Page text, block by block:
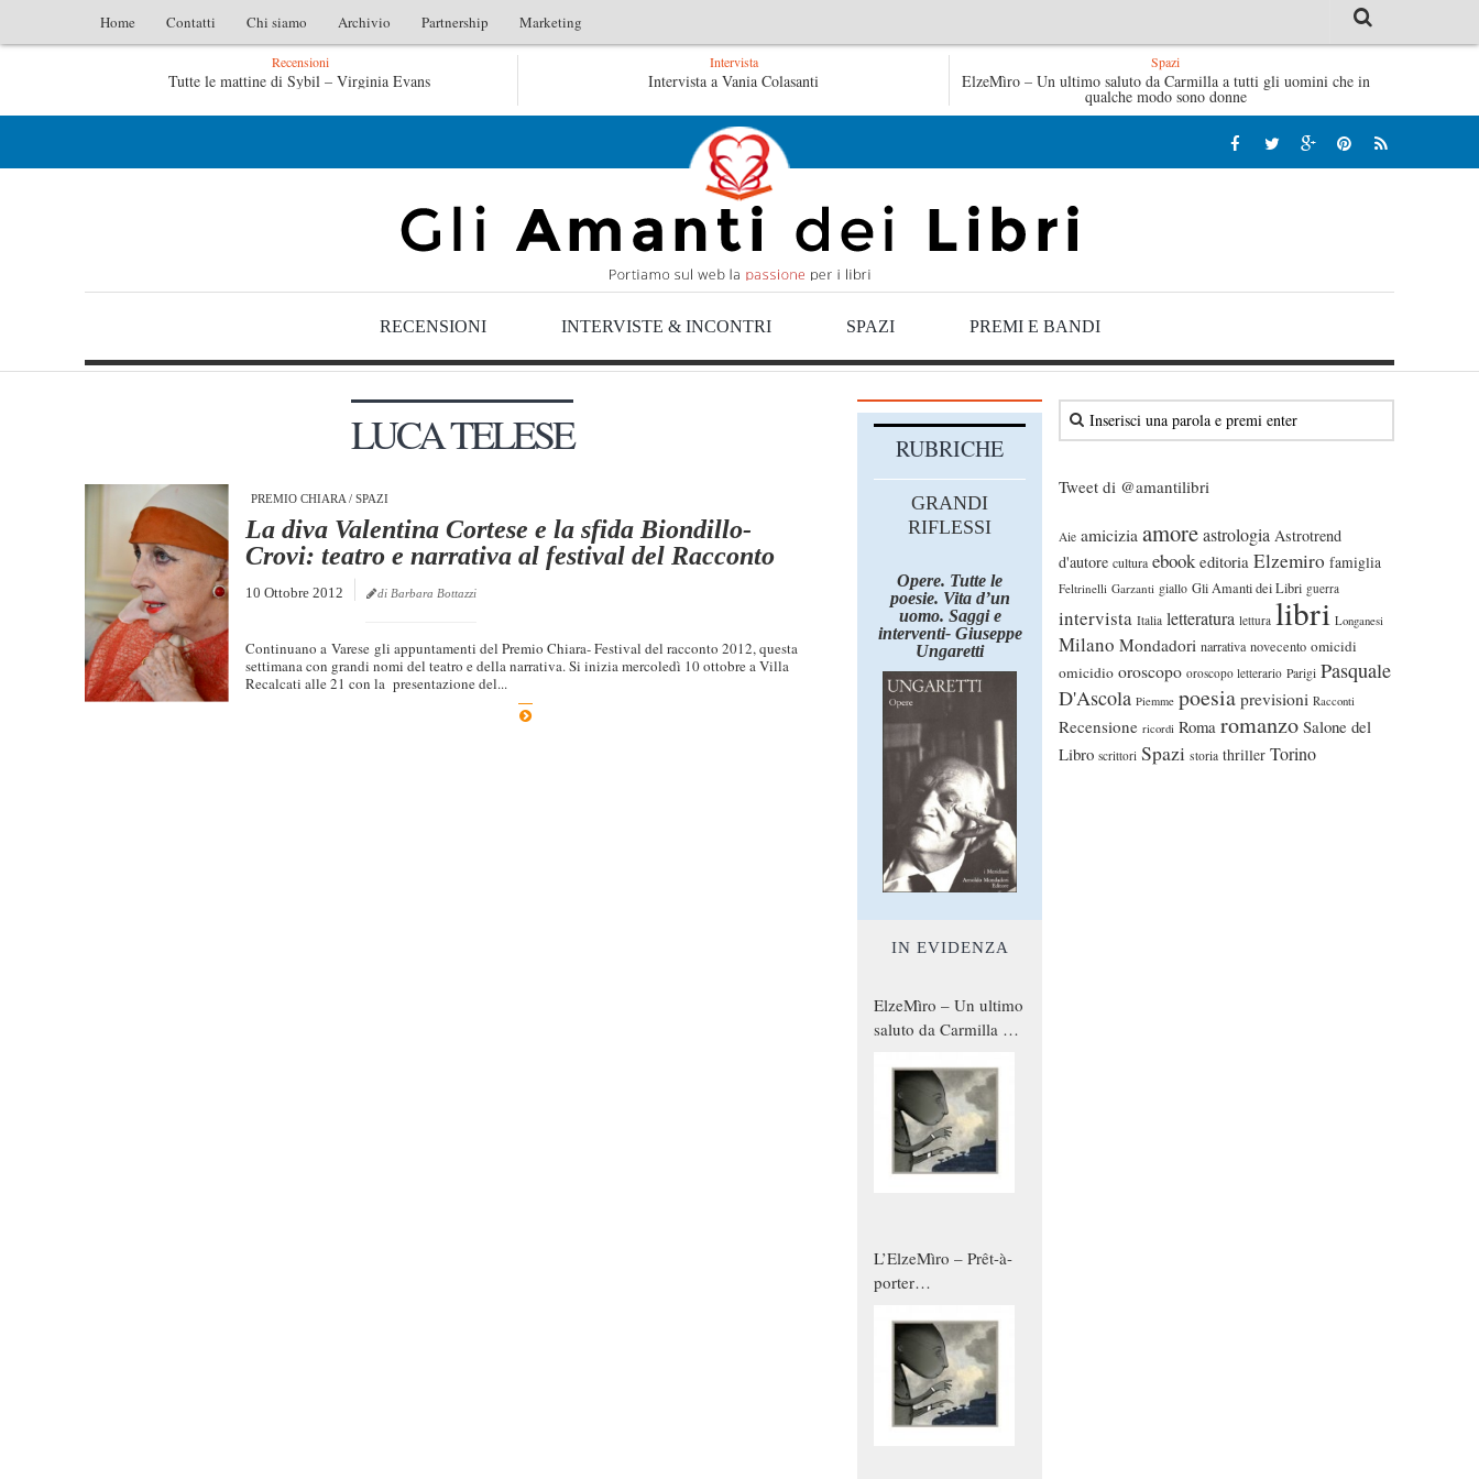
Home Contatti Chi siamo Archivio Partnership Marketing
Recensioni
Tutte le mattine di Sybil – Virginia Evans L’idraulico non verrà – Fruttero & Lucentini Le anime salve di Fabrizio De André – Jan Gaggetta Tutte le mattine di Sybil –
L’idraulico non verrà – Fruttero & Lucentini
Intervista
Intervista a Vania Colasanti
Spazi
ElzeMìro – Un ultimo saluto da Carmilla a tutti gli uomini che in
qualche modo sono donne
RECENSIONI INTERVISTE & INCONTRI SPAZI PREMI E BANDI
LUCA TELESE
PREMIO CHIARA / SPAZI
La diva Valentina Cortese e la sfida Biondillo-
Crovi: teatro e narrativa al festival del Racconto
10 Ottobre 2012 di Barbara Bottazzi
Continuano a Varese gli appuntamenti del Premio Chiara- Festival del racconto 2012, questa
settimana con grandi nomi del teatro e della narrativa. Si inizia mercoledì 10 ottobre a Villa
Recalcati alle 21 con la presentazione del...
Tweet di @amantilibri
Aie amicizia amoreastrologia Astrotrend
d'autore cultura ebook editoria Elzemiro famiglia
Feltrinelli Garzanti giallo Gli Amanti dei Libri guerra
intervista Italia letteratura lettura libri Longanesi
Milano Mondadori narrativa novecento omicidi
omicidio oroscopo oroscopo letterario Parigi Pasquale
D'Ascola Piemme poesia previsioni Racconti
Recensione ricordi Roma romanzo Salone del
Libro scrittori Spazi storia thriller Torino
RUBRICHE
GRANDI
RIFLESSI
Opere. Tutte le
poesie. Vita d’un
uomo. Saggi e
interventi- Giuseppe
Ungaretti
IN EVIDENZA
ElzeMìro – Un ultimo
saluto da Carmilla a
qualche modo sono
donne
L’ElzeMìro – Prêt-à-
porter